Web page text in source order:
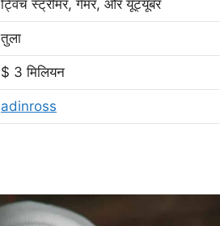
ट्विच स्ट्रीमर, गेमर, और यूट्यूबर
तुला
$ 3 मिलियन
adinross